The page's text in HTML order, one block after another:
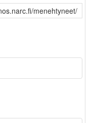
menehtyneet/